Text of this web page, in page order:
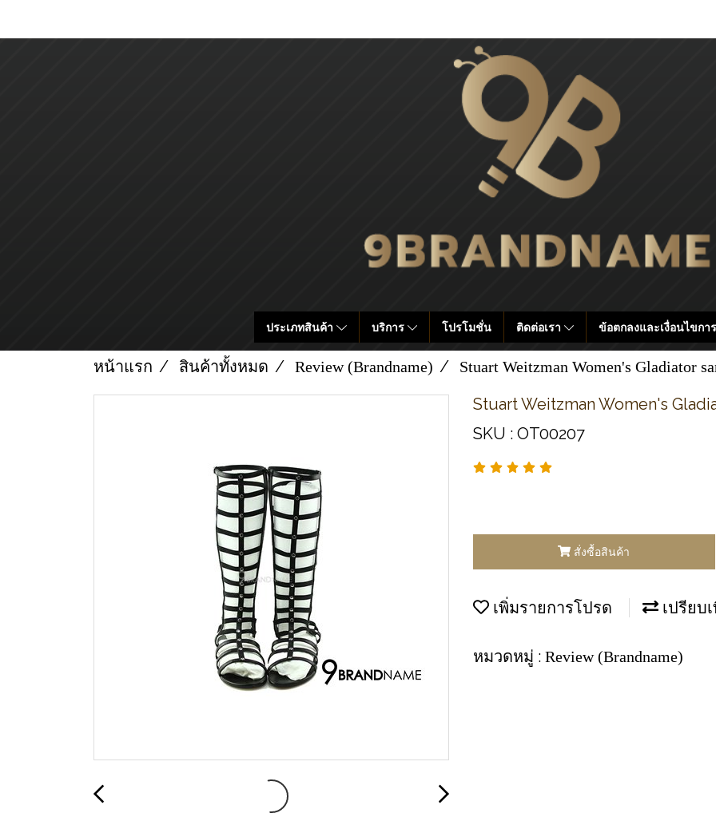
ประเภทสินค้า บริการ โปรโมชั่น ติดต่อเรา ข้อตกลงและเงื่อนไขกา
หน้าแรก สินค้าทั้งหมด Review (Brandname) Stuart Weitzman Women's Gladiator
Stuart Weitzman Women's
SKU : OT00207
สั่งซื้อสินค้า
เพิ่มรายการโปรด เปรียบ
หมวดหมู่ : Review (Brandname)